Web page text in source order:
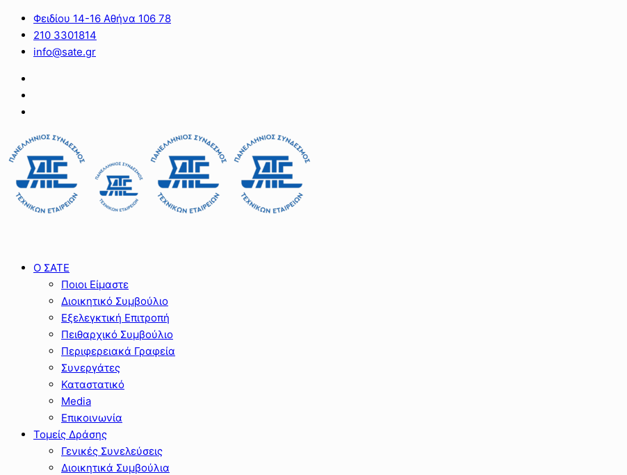
Φειδίου 14-16 Αθήνα 106 78
210 3301814
info@sate.gr
Ο ΣΑΤΕ
Ποιοι Είμαστε
Διοικητικό Συμβούλιο
Εξελεγκτική Επιτροπή
Πειθαρχικό Συμβούλιο
Περιφερειακά Γραφεία
Συνεργάτες
Καταστατικό
Media
Επικοινωνία
Τομείς Δράσης
Γενικές Συνελεύσεις
Διοικητικά Συμβούλια